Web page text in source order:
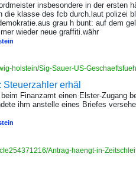
insbesondere in der ersten
die klasse des fcb durch.laut polizei
grau h bunt: auf dem
wieder neue graffiti.währ
holstein/Sig-Sauer-US-
Steuerzahler erhäl
Finanzamt einen Elster-Zugang
ihm anstelle eines Briefes
Antrag-haengt-in-